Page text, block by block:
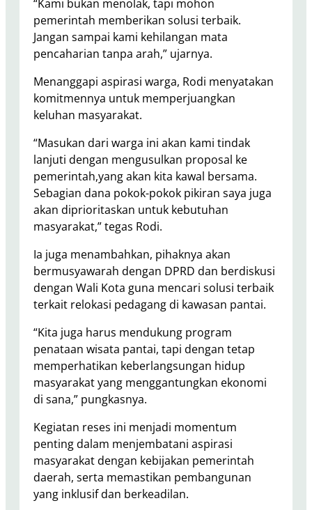
“Kami bukan menolak, tapi mohon
pemerintah memberikan solusi terbaik.
Jangan sampai kami kehilangan mata
pencaharian tanpa arah,” ujarnya.
Menanggapi aspirasi warga, Rodi menyatakan
komitmennya untuk memperjuangkan
keluhan masyarakat.
“Masukan dari warga ini akan kami tindak
lanjuti dengan mengusulkan proposal ke
pemerintah,yang akan kita kawal bersama.
Sebagian dana pokok-pokok pikiran saya juga
akan diprioritaskan untuk kebutuhan
masyarakat,” tegas Rodi.
Ia juga menambahkan, pihaknya akan
bermusyawarah dengan DPRD dan berdiskusi
dengan Wali Kota guna mencari solusi terbaik
terkait relokasi pedagang di kawasan pantai.
“Kita juga harus mendukung program
penataan wisata pantai, tapi dengan tetap
memperhatikan keberlangsungan hidup
masyarakat yang menggantungkan ekonomi
di sana,” pungkasnya.
Kegiatan reses ini menjadi momentum
penting dalam menjembatani aspirasi
masyarakat dengan kebijakan pemerintah
daerah, serta memastikan pembangunan
yang inklusif dan berkeadilan.